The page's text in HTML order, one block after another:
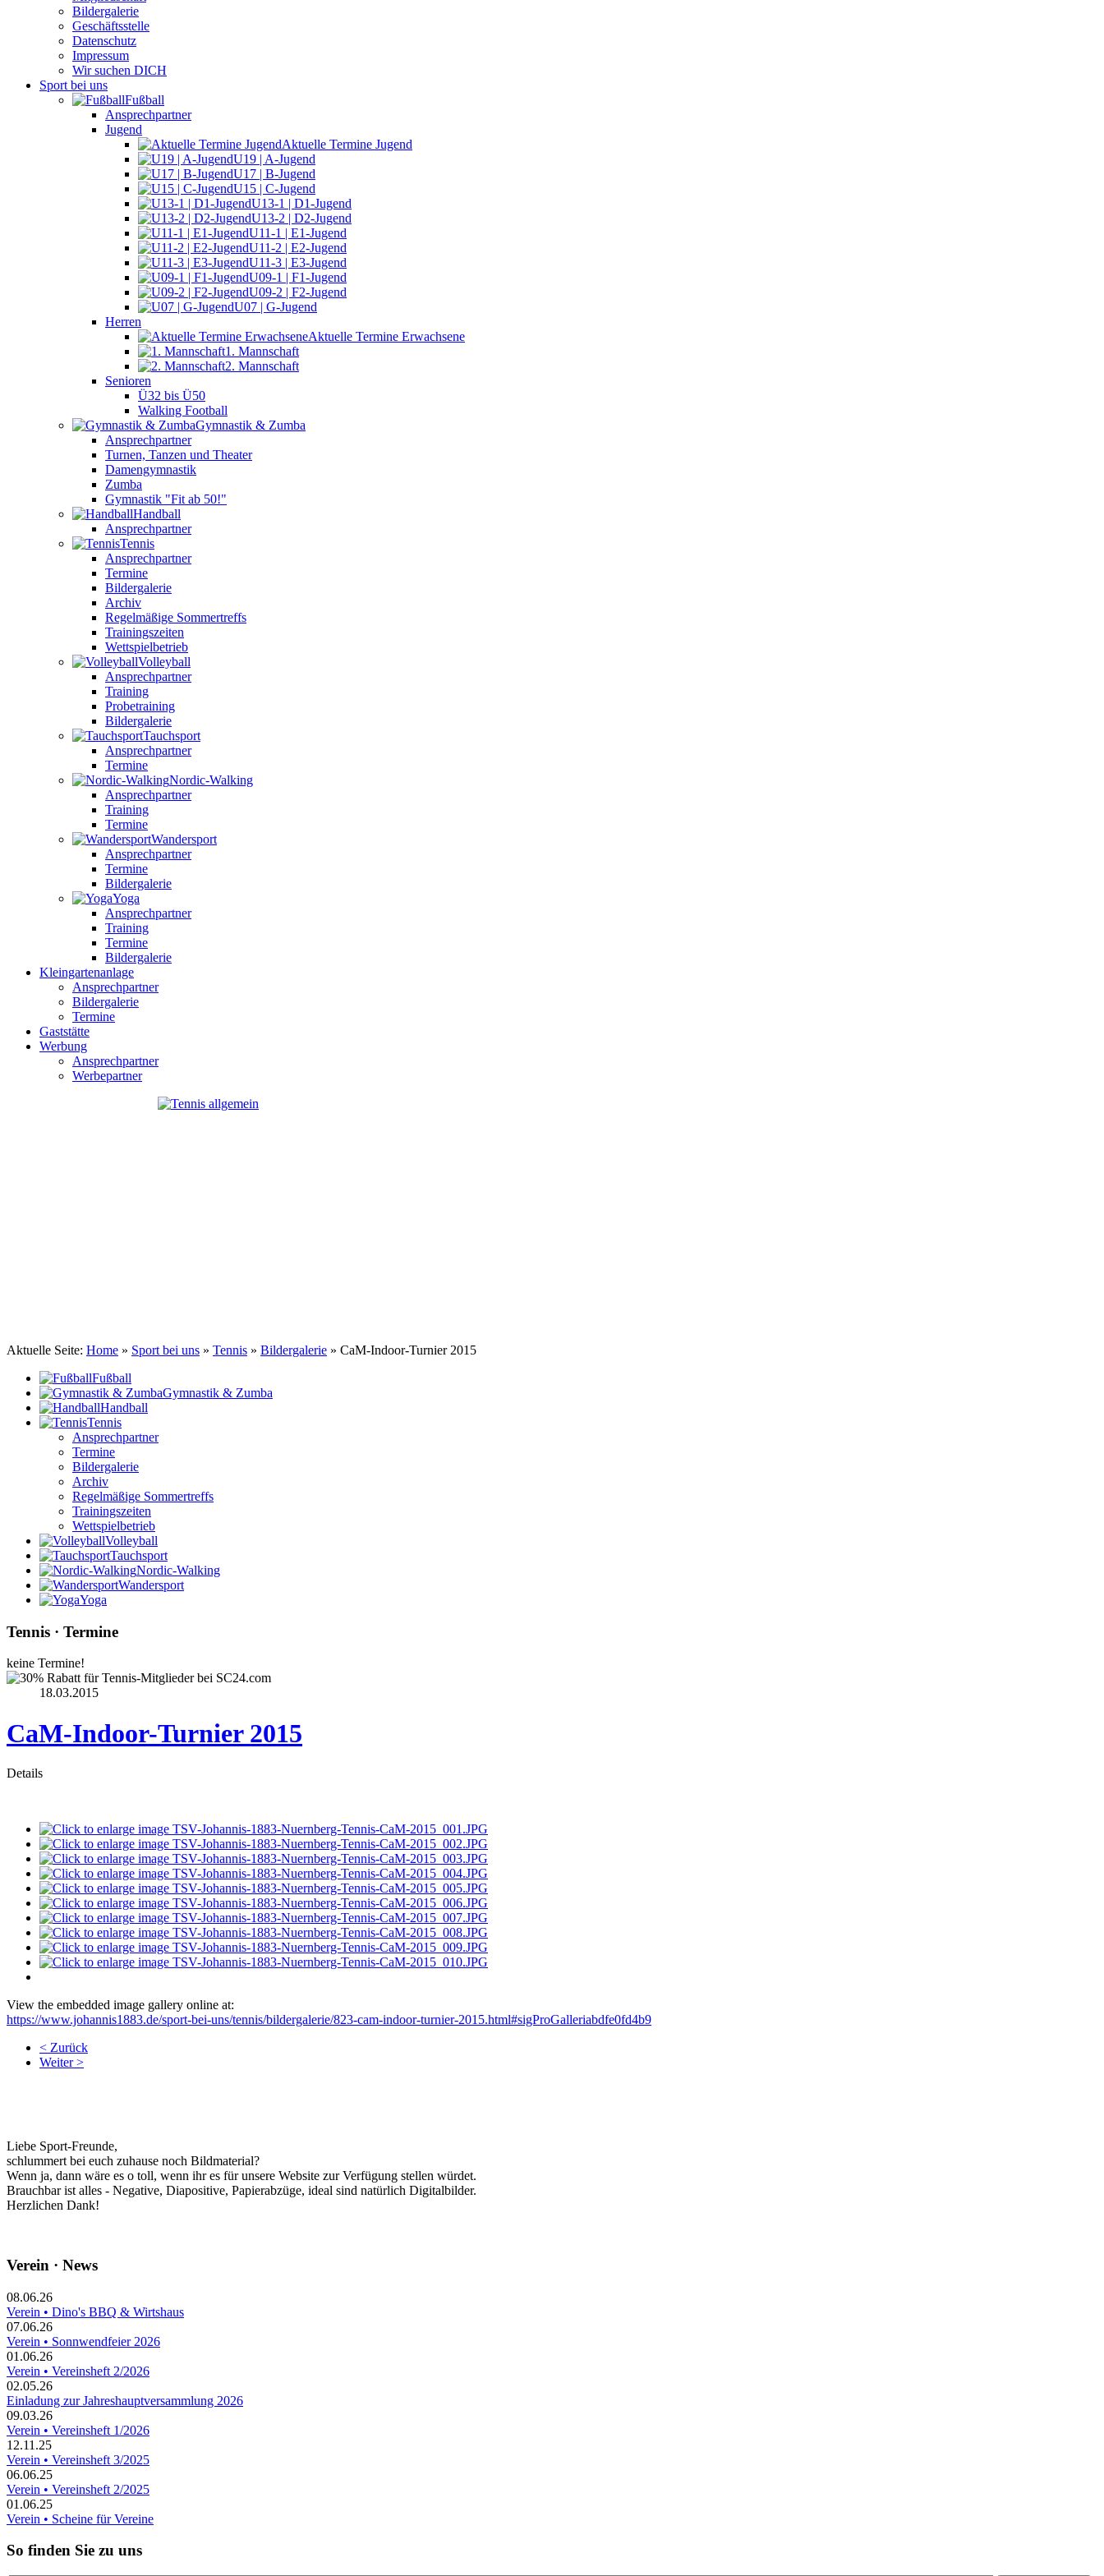
Bildergalerie
Geschäftsstelle
Datenschutz
Impressum
Wir suchen DICH
Sport bei uns
Fußball
Ansprechpartner
Jugend
Aktuelle Termine Jugend
U19 | A-Jugend
U17 | B-Jugend
U15 | C-Jugend
U13-1 | D1-Jugend
U13-2 | D2-Jugend
U11-1 | E1-Jugend
U11-2 | E2-Jugend
U11-3 | E3-Jugend
U09-1 | F1-Jugend
U09-2 | F2-Jugend
U07 | G-Jugend
Herren
Aktuelle Termine Erwachsene
1. Mannschaft
2. Mannschaft
Senioren
Ü32 bis Ü50
Walking Football
Gymnastik & Zumba
Ansprechpartner
Turnen, Tanzen und Theater
Damengymnastik
Zumba
Gymnastik "Fit ab 50!"
Handball
Ansprechpartner
Tennis
Ansprechpartner
Termine
Bildergalerie
Archiv
Regelmäßige Sommertreffs
Trainingszeiten
Wettspielbetrieb
Volleyball
Ansprechpartner
Training
Probetraining
Bildergalerie
Tauchsport
Ansprechpartner
Termine
Nordic-Walking
Ansprechpartner
Training
Termine
Wandersport
Ansprechpartner
Termine
Bildergalerie
Yoga
Ansprechpartner
Training
Termine
Bildergalerie
Kleingartenanlage
Ansprechpartner
Bildergalerie
Termine
Gaststätte
Werbung
Ansprechpartner
Werbepartner
Aktuelle Seite: Home » Sport bei uns » Tennis » Bildergalerie » CaM-Indoor-Turnier 2015
Fußball
Gymnastik & Zumba
Handball
Tennis
Ansprechpartner
Termine
Bildergalerie
Archiv
Regelmäßige Sommertreffs
Trainingszeiten
Wettspielbetrieb
Volleyball
Tauchsport
Nordic-Walking
Wandersport
Yoga
Tennis · Termine
keine Termine!
18.03.2015
CaM-Indoor-Turnier 2015
Details
View the embedded image gallery online at:
https://www.johannis1883.de/sport-bei-uns/tennis/bildergalerie/823-cam-indoor-turnier-2015.html#sigProGalleriabdfe0fd4b9
< Zurück
Weiter >
Liebe Sport-Freunde,
schlummert bei euch zuhause noch Bildmaterial?
Wenn ja, dann wäre es o toll, wenn ihr es für unsere Website zur Verfügung stellen würdet.
Brauchbar ist alles - Negative, Diapositive, Papierabzüge, ideal sind natürlich Digitalbilder.
Herzlichen Dank!
Verein · News
08.06.26
Verein • Dino's BBQ & Wirtshaus
07.06.26
Verein • Sonnwendfeier 2026
01.06.26
Verein • Vereinsheft 2/2026
02.05.26
Einladung zur Jahreshauptversammlung 2026
09.03.26
Verein • Vereinsheft 1/2026
12.11.25
Verein • Vereinsheft 3/2025
06.06.25
Verein • Vereinsheft 2/2025
01.06.25
Verein • Scheine für Vereine
So finden Sie zu uns